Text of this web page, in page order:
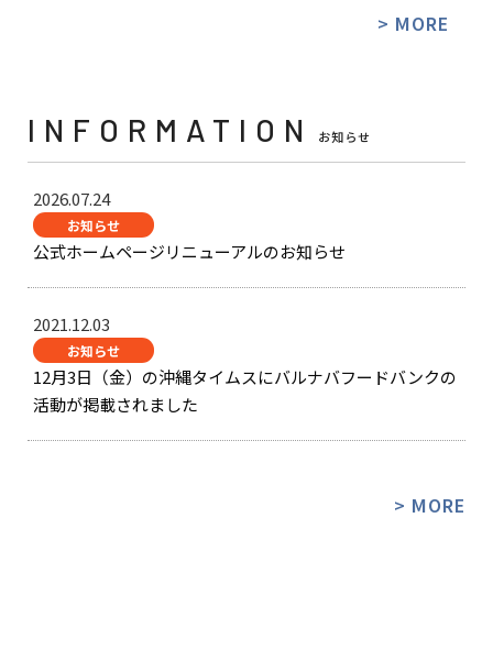
> MORE
INFORMATION お知らせ
2026.07.24
お知らせ
公式ホームページリニューアルのお知らせ
2021.12.03
お知らせ
12月3日（金）の沖縄タイムスにバルナバフードバンクの
活動が掲載されました
> MORE